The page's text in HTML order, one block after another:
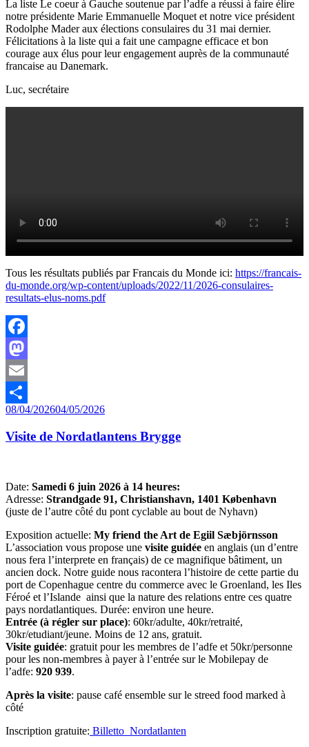
La liste Le coeur à Gauche soutenue par l’adfe a réussi à faire élire
notre présidente Marie Emmanuelle Moquet et notre vice président
Rodolphe Mader aux élections consulaires du 31 mai dernier.
Félicitations à la liste qui a fait une campagne efficace et bon
courage aux élus pour leur engagement auprès de la communauté
francaise au Danemark.
Luc, secrétaire
Tous les résultats publiés par Francais du Monde ici: https://francais-
du-monde.org/wp-content/uploads/2022/11/2026-consulaires-
resultats-elus-noms.pdf
Facebook
Mastodon
Email
Partager
Publié
08/04/202604/05/2026
Visite de Nordatlantens Brygge
Date: Samedi 6 juin 2026 à 14 heures:
Adresse: Strandgade 91, Christianshavn, 1401 København
(juste de l’autre côté du pont cyclable au bout de Nyhavn)
Exposition actuelle: My friend the Art de Egiil Sæbjörnsson
L’association vous propose une visite guidée en anglais (un d’entre
nous fera l’interprete en français) de ce magnifique bâtiment, un
ancien dock. Notre guide nous racontera l’histoire de cette partie du
port de Copenhague centre du commerce avec le Groenland, les Iles
Féroé et l’Islande ainsi que la nature des relations entre ces quatre
pays nordatlantiques. Durée: environ une heure.
Entrée (à régler sur place): 60kr/adulte, 40kr/retraité,
30kr/etudiant/jeune. Moins de 12 ans, gratuit.
Visite guidée: gratuit pour les membres de l’adfe et 50kr/personne
pour les non-membres à payer à l’entrée sur le Mobilepay de
l’adfe: 920 939.
Après la visite: pause café ensemble sur le streed food marked à
côté
Inscription gratuite: Billetto_Nordatlanten